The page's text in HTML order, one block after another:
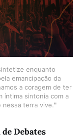
enquanto
emancipação da
a coragem de ter
íntima sintonia com a
nessa terra vive."
Debates